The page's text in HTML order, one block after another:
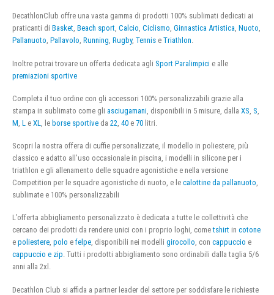
DecathlonClub offre una vasta gamma di prodotti 100% sublimati dedicati ai
praticanti di Basket, Beach sport, Calcio, Ciclismo, Ginnastica Artistica, Nuoto,
Pallanuoto, Pallavolo, Running, Rugby, Tennis e Triathlon.
Inoltre potrai trovare un offerta dedicata agli Sport Paralimpici e alle
premiazioni sportive
Completa il tuo ordine con gli accessori 100% personalizzabili grazie alla
stampa in sublimato come gli asciugamani , disponibili in 5 misure, dalla XS S
M L e XL , le borse sportive da 22 40 e 70 litri.
Scopri la nostra offera di cuffie personalizzate, il modello in poliestere, più
classico e adatto all’uso occasionale in piscina, i modelli in silicone per i
triathlon e gli allenamento delle squadre agonistiche e nella versione
Competition per le squadre agonistiche di nuoto, e le calottine da pallanuoto,
sublimate e 100% personalizzabili
L’offerta abbigliamento personalizzato è dedicata a tutte le collettività che
cercano dei prodotti da rendere unici con i proprio loghi, cometshirt in cotone
e poliestere, polo e felpe, disponibili nei modelli girocollo, con cappuccio e
cappuccio e zip. Tutti i prodotti abbigliamento sono ordinabili dalla taglia 5/6
anni alla 2xl.
Decathlon Club si affida a partner leader del settore per soddisfare le richieste